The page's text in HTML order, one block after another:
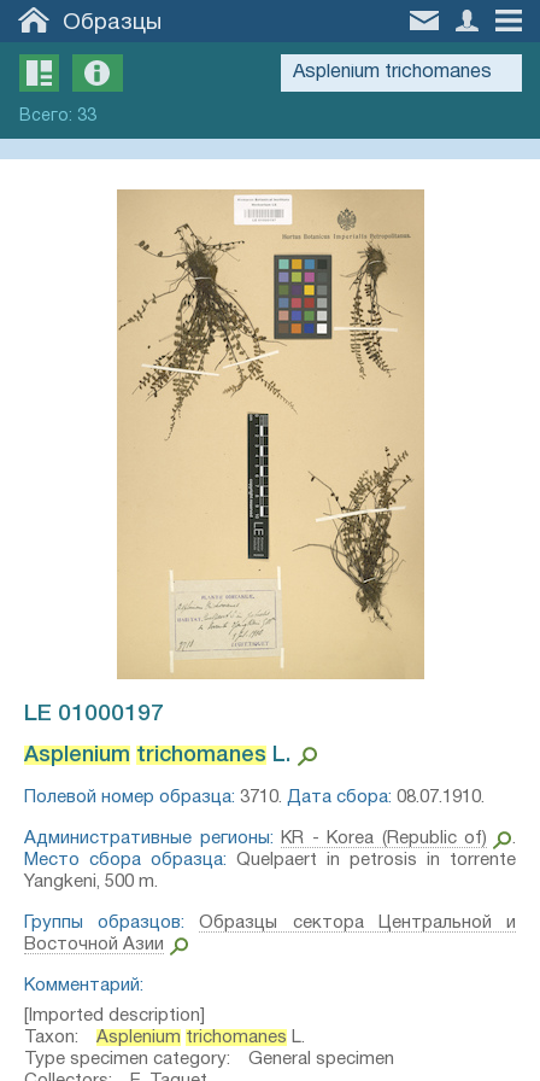
Образцы
Всего: 33
LE 01000197
Asplenium trichomanes L.⁣
Полевой номер образца: 3710. Дата сбора: 08.07.1910.
Административные регионы: KR - Korea (Republic of)
.
Место сбора образца: Quelpaert in petrosis in torrente
Yangkeni, 500 m.
Группы образцов:
Образцы сектора Центральной и
Восточной Азии
Комментарий:
[Imported description]
Taxon: Asplenium trichomanes L.
Type specimen category: General specimen